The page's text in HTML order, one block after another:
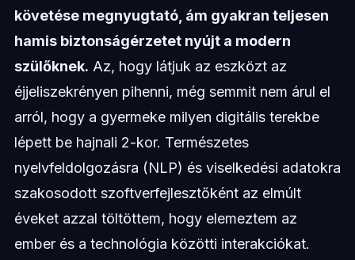
követése megnyugtató, ám gyakran teljesen
hamis biztonságérzetet nyújt a modern
szülőknek. Az, hogy látjuk az eszközt az
éjjeliszekrényen pihenni, még semmit nem árul el
arról, hogy a gyermeke milyen digitális terekbe
lépett be hajnali 2-kor. Természetes
nyelvfeldolgozásra (NLP) és viselkedési adatokra
szakosodott szoftverfejlesztőként az elmúlt
éveket azzal töltöttem, hogy elemeztem az
ember és a technológia közötti interakciókat.